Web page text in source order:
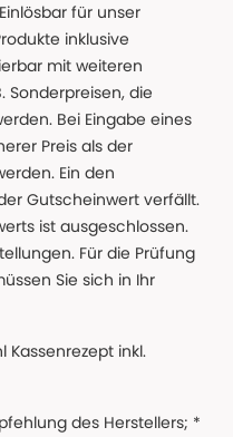
für unser
inklusive
mit weiteren
Sonderpreisen, die
Bei Eingabe eines
Preis als der
Ein den
Gutscheinwert verfällt.
ist ausgeschlossen.
Für die Prüfung
Sie sich in Ihr
Kassenrezept inkl.
des Herstellers; *